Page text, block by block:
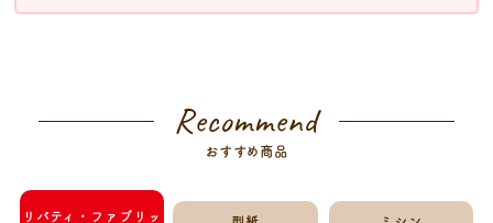
Recommend
おすすめ商品
リバティ・ファブリッ